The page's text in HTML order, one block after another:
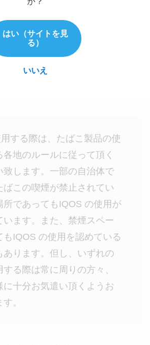
煙はマナーとしてよろしくな
。それと同様に、いかに新型タ
といえど、喫煙所で吸うように
ルームテック』なども同様で
する際は、たばこ製品の使
各地のルールに従って頂く
致します。一部の自治体で
ばこの喫煙が禁止されてい
所であってもIQOS の使用が
います。また、禁煙スペー
もIQOS の使用を認めている
あります。但し、いずれの
る際は常に周りの方々、
に十分お気遣い頂くようお
。
はい（サイトを見
る）
いいえ